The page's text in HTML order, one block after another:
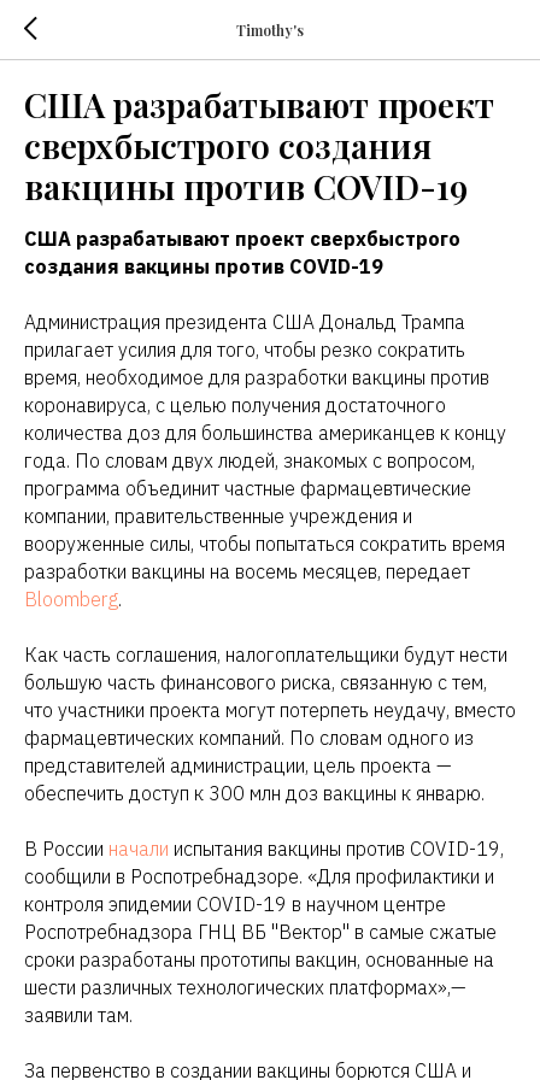
Timothy's
США разрабатывают проект
сверхбыстрого создания
вакцины против COVID-19
США разрабатывают проект сверхбыстрого
создания вакцины против COVID-19
Администрация президента США Дональд Трампа
прилагает усилия для того, чтобы резко сократить
время, необходимое для разработки вакцины против
коронавируса, с целью получения достаточного
количества доз для большинства американцев к концу
года. По словам двух людей, знакомых с вопросом,
программа объединит частные фармацевтические
компании, правительственные учреждения и
вооруженные силы, чтобы попытаться сократить время
разработки вакцины на восемь месяцев, передает
Bloomberg.
Как часть соглашения, налогоплательщики будут нести
большую часть финансового риска, связанную с тем,
что участники проекта могут потерпеть неудачу, вместо
фармацевтических компаний. По словам одного из
представителей администрации, цель проекта —
обеспечить доступ к 300 млн доз вакцины к январю.
В России начали испытания вакцины против COVID-19,
сообщили в Роспотребнадзоре. «Для профилактики и
контроля эпидемии COVID-19 в научном центре
Роспотребнадзора ГНЦ ВБ "Вектор" в самые сжатые
сроки разработаны прототипы вакцин, основанные на
шести различных технологических платформах»,—
заявили там.
За первенство в создании вакцины борются США и